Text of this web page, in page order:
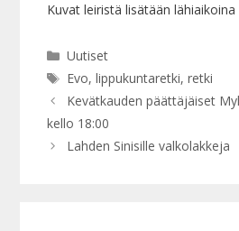
Kuvat leiristä lisätään lähiaikoina
Kategoriat
Uutiset
Avainsanat
Evo, lippukuntaretki, retki
Kevätkauden päättäjäiset
kello 18:00
Lahden Sinisille valkolakkeja